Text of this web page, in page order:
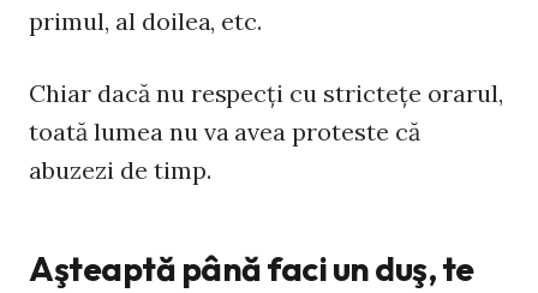
primul, al doilea, etc.
Chiar dacă nu respecţi cu stricteţe orarul,
toată lumea nu va avea proteste că
abuzezi de timp.
Aşteaptă până faci un duş, te